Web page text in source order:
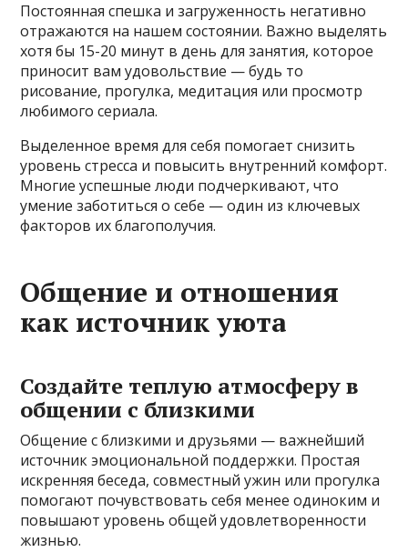
Постоянная спешка и загруженность негативно
отражаются на нашем состоянии. Важно выделять
хотя бы 15-20 минут в день для занятия, которое
приносит вам удовольствие — будь то
рисование, прогулка, медитация или просмотр
любимого сериала.
Выделенное время для себя помогает снизить
уровень стресса и повысить внутренний комфорт.
Многие успешные люди подчеркивают, что
умение заботиться о себе — один из ключевых
факторов их благополучия.
Общение и отношения
как источник уюта
Создайте теплую атмосферу в
общении с близкими
Общение с близкими и друзьями — важнейший
источник эмоциональной поддержки. Простая
искренняя беседа, совместный ужин или прогулка
помогают почувствовать себя менее одиноким и
повышают уровень общей удовлетворенности
жизнью.